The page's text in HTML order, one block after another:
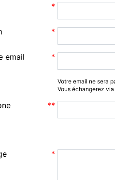
email
Votre email ne sera
Vous échangerez